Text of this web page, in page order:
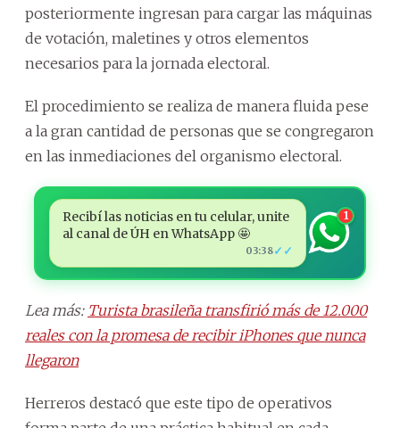
posteriormente ingresan para cargar las máquinas
de votación, maletines y otros elementos
necesarios para la jornada electoral.
El procedimiento se realiza de manera fluida pese
a la gran cantidad de personas que se congregaron
en las inmediaciones del organismo electoral.
Recibí las noticias en tu celular, unite
al canal de ÚH en WhatsApp 🤩
03:38✓✓
1
Lea más: Turista brasileña transfirió más de 12.000
reales con la promesa de recibir iPhones que nunca
llegaron
Herreros destacó que este tipo de operativos